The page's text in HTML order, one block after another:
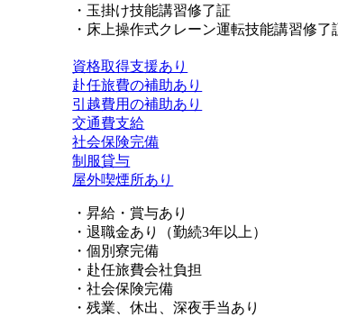
・玉掛け技能講習修了証
・床上操作式クレーン運転技能講習修了
資格取得支援あり
赴任旅費の補助あり
引越費用の補助あり
交通費支給
社会保険完備
制服貸与
屋外喫煙所あり
・昇給・賞与あり
・退職金あり（勤続3年以上）
・個別寮完備
・赴任旅費会社負担
・社会保険完備
・残業、休出、深夜手当あり